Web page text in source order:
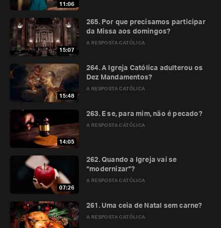
11:06
15:07
A RESPOSTA CATÓLICA
265. Por que precisamos participar
da Missa aos domingos?
15:48
A RESPOSTA CATÓLICA
264. A Igreja Católica adulterou os
Dez Mandamentos?
14:05
A RESPOSTA CATÓLICA
263. E se, para mim, não é pecado?
07:26
A RESPOSTA CATÓLICA
262. Quando a Igreja vai se
“modernizar”?
A RESPOSTA CATÓLICA
261. Uma ceia de Natal sem carne?